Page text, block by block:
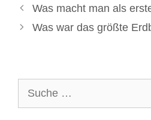
Was macht man als
Was war das größte
nach: